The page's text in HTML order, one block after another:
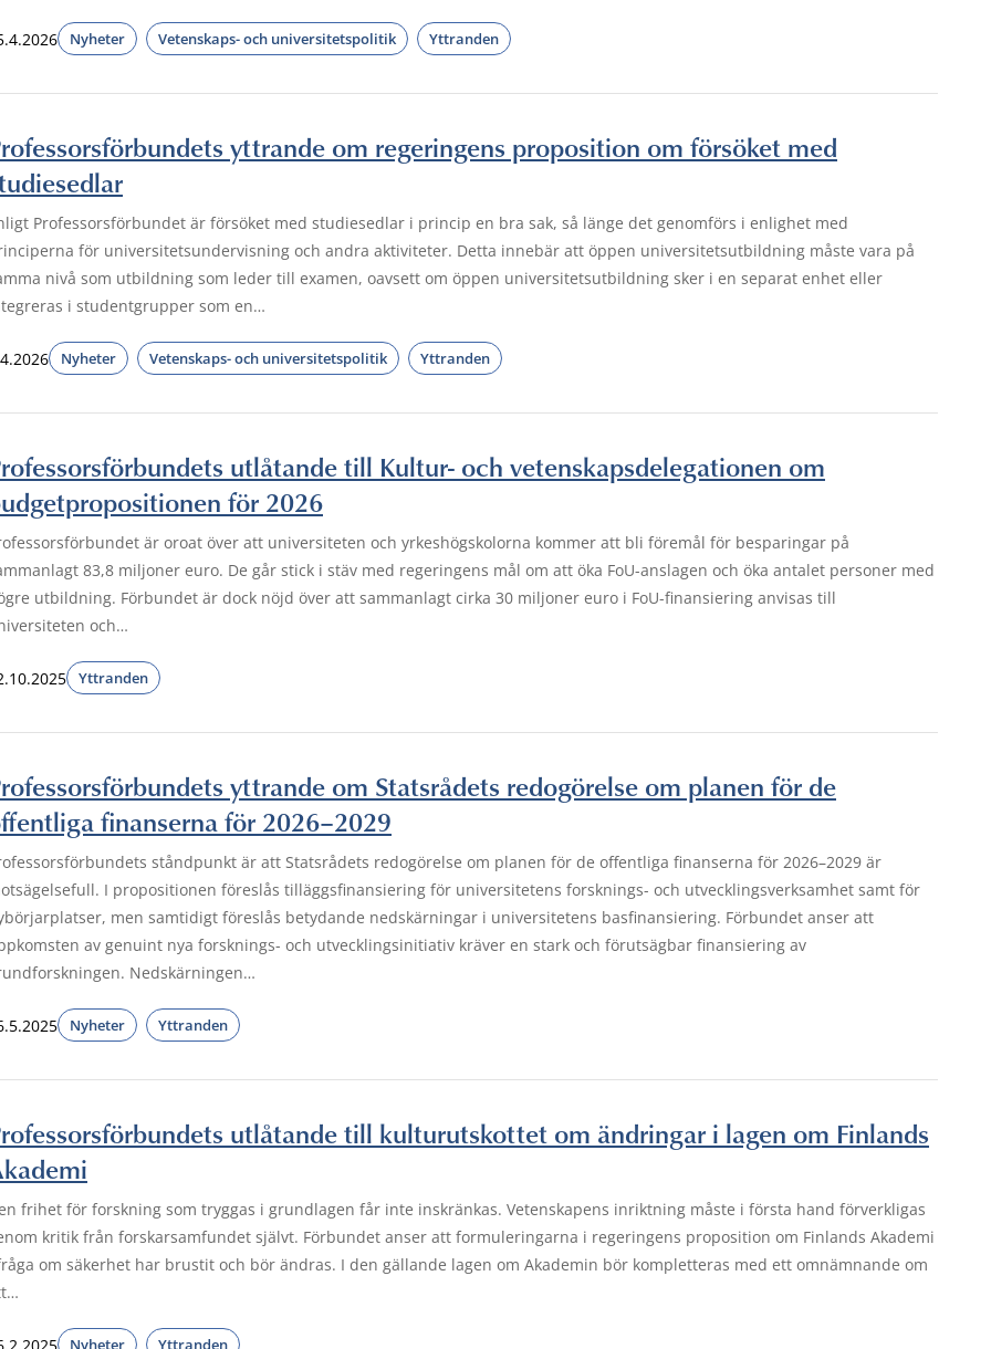
Nyheter Vetenskaps- och universitetspolitik Yttranden
yttrande om regeringens proposition om försöket med
Professorsförbundet är försöket med studiesedlar i princip en bra sak, så länge det genomförs i enlighet med
för universitetsundervisning och andra aktiviteter. Detta innebär att öppen universitetsutbildning måste vara på
nivå som utbildning som leder till examen, oavsett om öppen universitetsutbildning sker i en separat enhet eller
i studentgrupper som en…
Nyheter Vetenskaps- och universitetspolitik Yttranden
utlåtande till Kultur- och vetenskapsdelegationen om
för 2026
är oroat över att universiteten och yrkeshögskolorna kommer att bli föremål för besparingar på
83,8 miljoner euro. De går stick i stäv med regeringens mål om att öka FoU-anslagen och öka antalet personer med
utbildning. Förbundet är dock nöjd över att sammanlagt cirka 30 miljoner euro i FoU-finansiering anvisas till
och…
Yttranden
yttrande om Statsrådets redogörelse om planen för de
finanserna för 2026–2029
ståndpunkt är att Statsrådets redogörelse om planen för de offentliga finanserna för 2026–2029 är
I propositionen föreslås tilläggsfinansiering för universitetens forsknings- och utvecklingsverksamhet samt för
men samtidigt föreslås betydande nedskärningar i universitetens basfinansiering. Förbundet anser att
av genuint nya forsknings- och utvecklingsinitiativ kräver en stark och förutsägbar finansiering av
Nedskärningen…
Nyheter Yttranden
utlåtande till kulturutskottet om ändringar i lagen om Finlands
frihet för forskning som tryggas i grundlagen får inte inskränkas. Vetenskapens inriktning måste i första hand förverkligas
kritik från forskarsamfundet självt. Förbundet anser att formuleringarna i regeringens proposition om Finlands Akademi
om säkerhet har brustit och bör ändras. I den gällande lagen om Akademin bör kompletteras med ett omnämnande om
Nyheter Yttranden